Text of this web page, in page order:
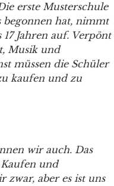
erste Musterschule
begonnen hat, nimmt
Jahren auf. Verpönt
Musik und
müssen die Schüler
kaufen und zu
wir auch. Das
und
zwar, aber es ist uns